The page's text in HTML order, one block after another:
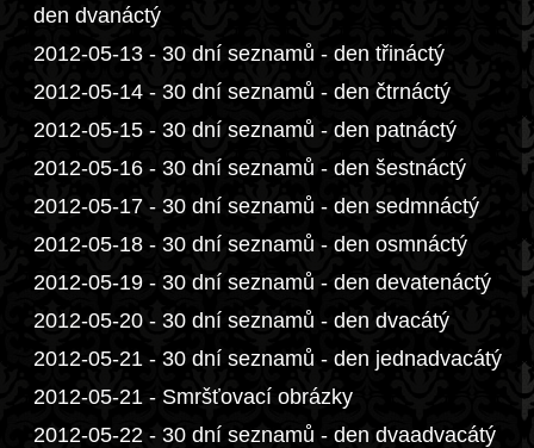
den dvanáctý
2012-05-13 - 30 dní seznamů - den třináctý
2012-05-14 - 30 dní seznamů - den čtrnáctý
2012-05-15 - 30 dní seznamů - den patnáctý
2012-05-16 - 30 dní seznamů - den šestnáctý
2012-05-17 - 30 dní seznamů - den sedmnáctý
2012-05-18 - 30 dní seznamů - den osmnáctý
2012-05-19 - 30 dní seznamů - den devatenáctý
2012-05-20 - 30 dní seznamů - den dvacátý
2012-05-21 - 30 dní seznamů - den jednadvacátý
2012-05-21 - Smršťovací obrázky
2012-05-22 - 30 dní seznamů - den dvaadvacátý